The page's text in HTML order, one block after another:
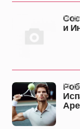
и
14
13